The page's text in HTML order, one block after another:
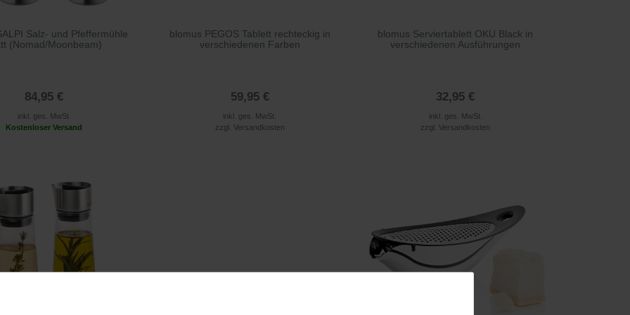
Salz- und Pfeffermühle
(Nomad/Moonbeam)
84,95 €
inkl. ges. MwSt.
Kostenloser Versand
blomus PEGOS Tablett rechteckig in
verschiedenen Farben
59,95 €
inkl. ges. MwSt.
zzgl. Versandkosten
blomus Serviertablett OKU Black in
verschiedenen Ausführungen
32,95 €
inkl. ges. MwSt.
zzgl.Versandkosten